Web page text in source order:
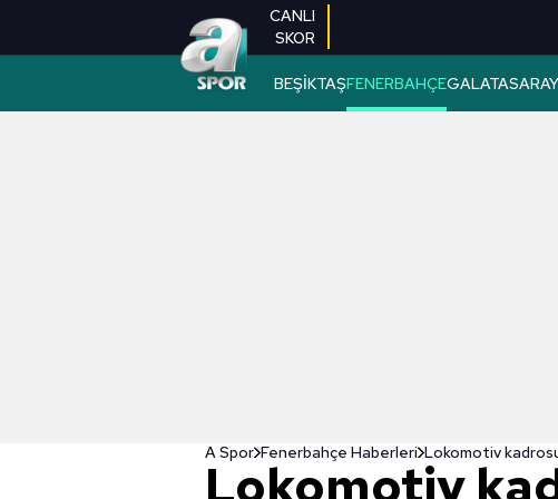
CANLI
SKOR
BEŞİKTAŞFENERBAHÇEGALATASARAY
A Spor Fenerbahçe Haberleri Lokomotiv
Lokomotiv